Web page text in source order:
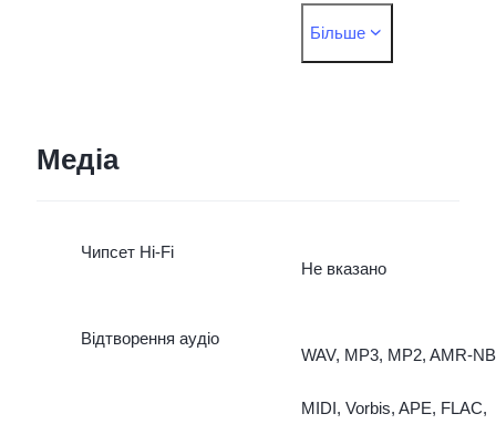
Портрет, Боке-портрет
Більше
Медіа
Чипсет Hi-Fi
Не вказано
Відтворення аудіо
WAV, MP3, MP2, AMR-
MIDI, Vorbis, APE, FLAC,